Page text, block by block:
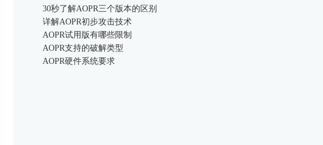
30秒了解AOPR三个版本的区别
详解AOPR初步攻击技术
AOPR试用版有哪些限制
AOPR支持的破解类型
AOPR硬件系统要求